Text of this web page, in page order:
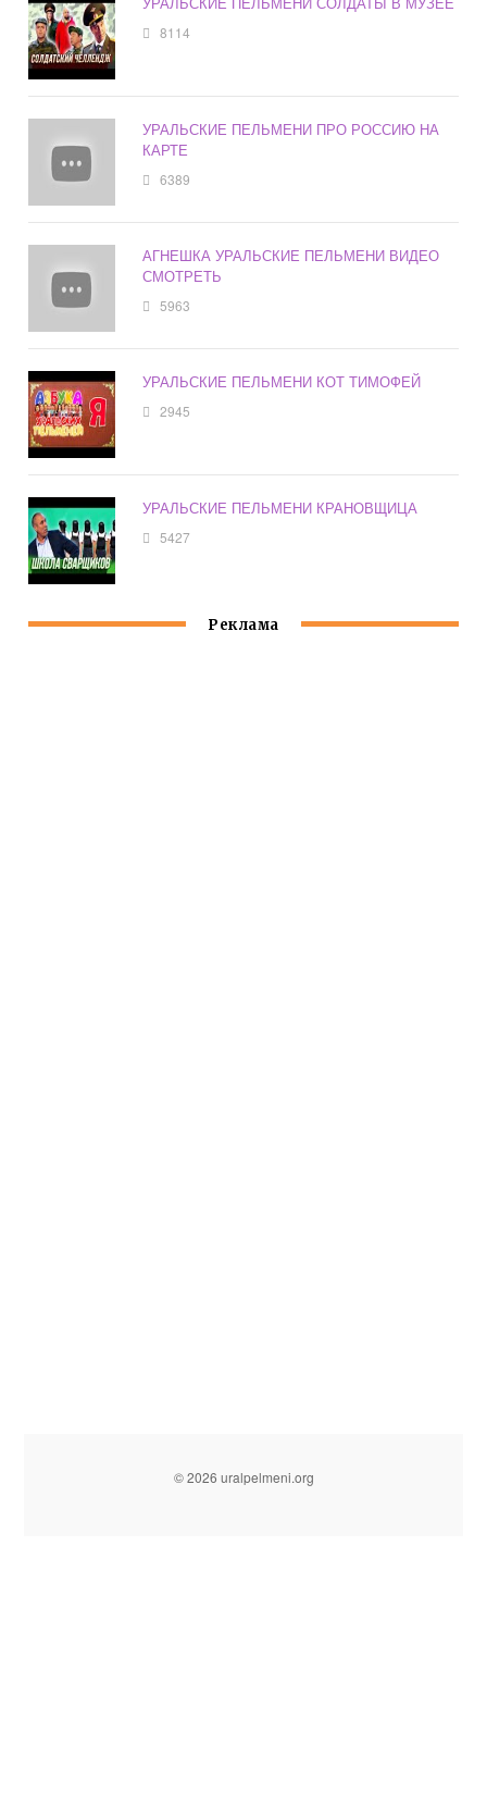
8114
УРАЛЬСКИЕ ПЕЛЬМЕНИ ПРО РОССИЮ НА
КАРТЕ
6389
АГНЕШКА УРАЛЬСКИЕ ПЕЛЬМЕНИ ВИДЕО
СМОТРЕТЬ
5963
УРАЛЬСКИЕ ПЕЛЬМЕНИ КОТ ТИМОФЕЙ
2945
УРАЛЬСКИЕ ПЕЛЬМЕНИ КРАНОВЩИЦА
5427
Реклама
© 2026 uralpelmeni.org